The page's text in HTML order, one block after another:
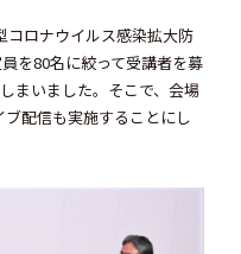
コロナウイルス感染拡大防
を80名に絞って受講者を募
まいました。そこで、会場
配信も実施することにし